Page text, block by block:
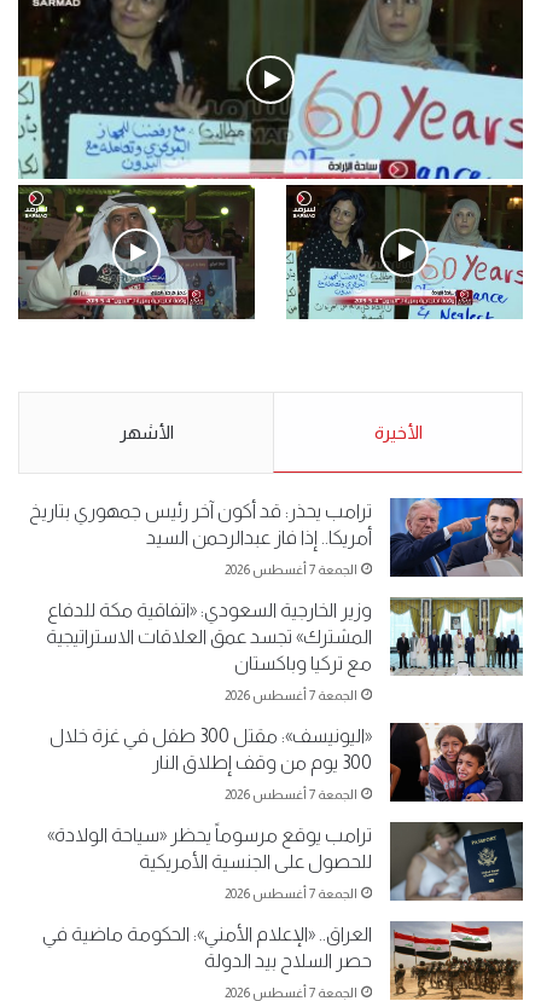
فيديو
.وقفة احتجاجية رمزية لـ”#البدون” في ساحة الإرادة 4-5-2019.
الأحد 5 مايو 2019
5-2019.
نبيع مخدرات يعني ولا خمر؟!.
الأخيرة الأشهر
ترامب يحذر: قد أكون آخر رئيس جمهوري بتاريخ
أمريكا.. إذا فاز عبدالرحمن السيد
الجمعة 7 أغسطس 2026
وزير الخارجية السعودي: «اتفاقية مكة للدفاع
المشترك» تجسد عمق العلاقات الاستراتيجية
مع تركيا وباكستان
الجمعة 7 أغسطس 2026
«اليونيسف»: مقتل 300 طفل في غزة خلال
300 يوم من وقف إطلاق النار
الجمعة 7 أغسطس 2026
ترامب يوقع مرسوماً يحظر «سياحة الولادة»
للحصول على الجنسية الأمريكية
الجمعة 7 أغسطس 2026
العراق.. «الإعلام الأمني»: الحكومة ماضية في
حصر السلاح بيد الدولة
الجمعة 7 أغسطس 2026